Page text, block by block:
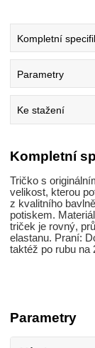
Kompletní
Parametry
Ke stažení
Kompletní
Tričko s
velikost, kterou
z kvalitního
potiskem.
triček je rovný,
elastanu. Praní:
taktéž po rubu na
Parametry